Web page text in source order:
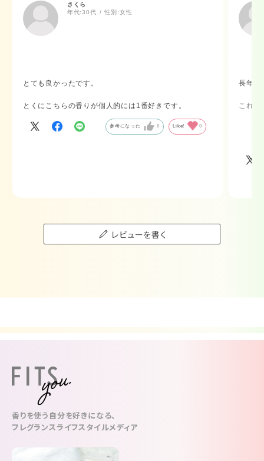
さくら
年代:30代 性別:女性
とても良かったです。
とくにこちらの香りが個人的には1番好きです。
参考になった 0 Like! 0
長年愛
これ
探し
レビューを書く
香りを使う自分を好きになる、
フレグランスライフスタイルメディア